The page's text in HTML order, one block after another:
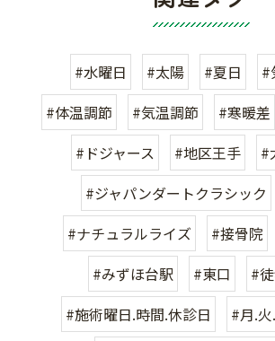
#水曜日 #太陽 #夏日
#
#体温調節
#気温調節 #寒暖差
#ドジャース
#地区王手
#
#ジャパンダートクラシック
#ナチュラルライズ
#接骨院
#みずほ台駅
#東口
#
#施術曜日.時間.休診日
#月.